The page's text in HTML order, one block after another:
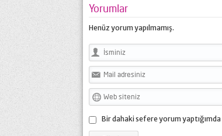
Yorumlar
Henüz yorum yapılmamış.
Bir dahaki sefere yorum